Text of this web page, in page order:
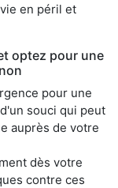
en péril et
optez pour une
pour une
souci qui peut
auprès de votre
dès votre
contre ces